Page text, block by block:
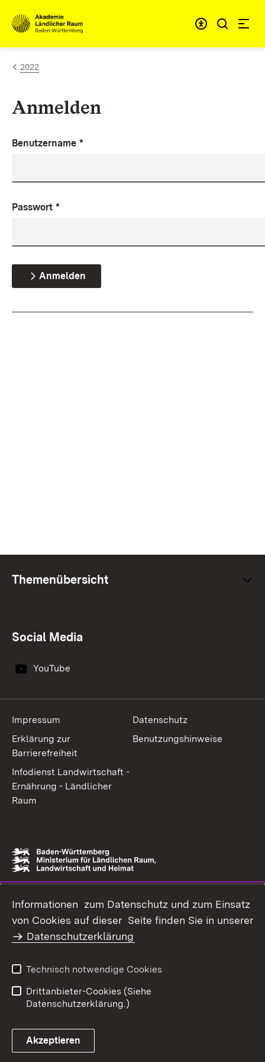
Zum Inhalt springen
Link zur Startseite
2022
Anmelden
Benutzername *
Passwort *
Anmelden
Themenübersicht
Social Media
YouTube
Impressum
Datenschutz
Erklärung zur
Barrierefreiheit
Benutzungshinweise
Infodienst Landwirtschaft -
Ernährung - Ländlicher
Raum
Informationen zum Datenschutz und zum Einsatz
von Cookies auf dieser Seite finden Sie in unserer
Datenschutzerklärung
Technisch notwendige Cookies
Drittanbieter-Cookies (Siehe
Datenschutzerklärung.)
Akzeptieren